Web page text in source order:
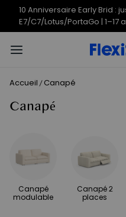
10 Anniversaire Early Brid :
E7/C7/Lotus/PortaGo | 1–17
Accueil / Canapé
Canapé
Canapé
modulable
Canapé 2
places